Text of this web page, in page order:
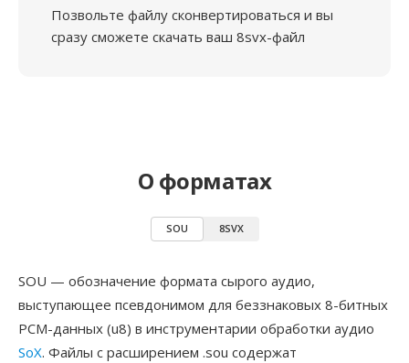
Позвольте файлу сконвертироваться и вы
сразу сможете скачать ваш 8svx-файл
О форматах
SOU 8SVX
SOU — обозначение формата сырого аудио,
выступающее псевдонимом для беззнаковых 8-битных
PCM-данных (u8) в инструментарии обработки аудио
SoX. Файлы с расширением .sou содержат